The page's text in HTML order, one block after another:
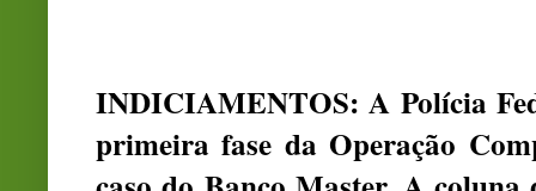
INDICIAMENTOS: A Polícia
primeira fase da Operação